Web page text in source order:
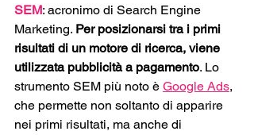
SEM: acronimo di Search Engine
Marketing. Per posizionarsi tra i primi
risultati di un motore di ricerca, viene
utilizzata pubblicità a pagamento. Lo
strumento SEM più noto è Google Ads,
che permette non soltanto di apparire
nei primi risultati, ma anche di